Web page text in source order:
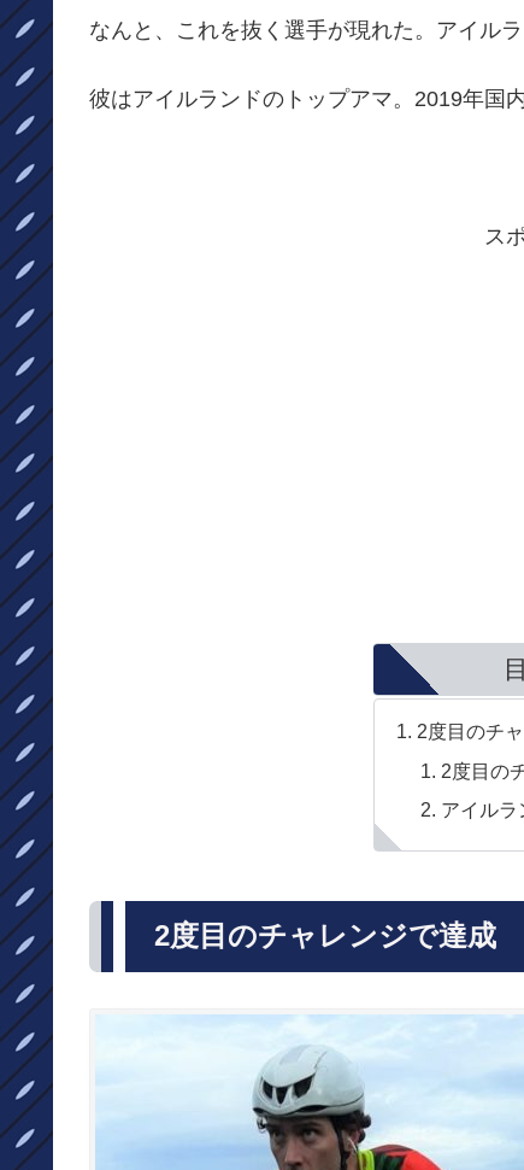
なんと、これを抜く選手が現れた。アイル
彼はアイルランドのトップアマ。2019年国
ス
2度目のチ
2度目の
アイルラ
2度目のチャレンジで達成